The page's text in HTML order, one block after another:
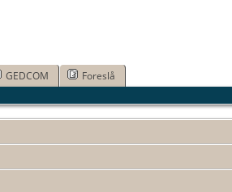
GEDCOM Foreslå